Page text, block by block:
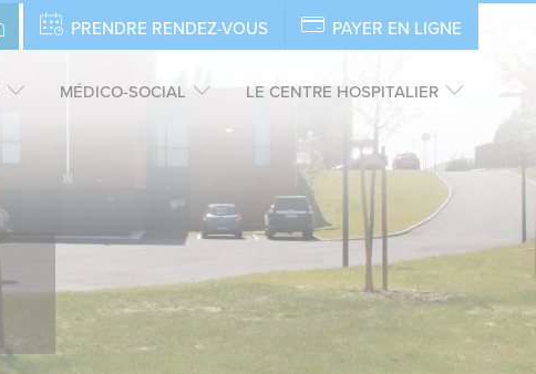
PRENDRE RENDEZ-VOUS PAYER EN LIGNE
MÉDICO-SOCIAL LE CENTRE HOSPITALIER